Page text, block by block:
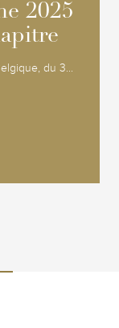
2025
du 3...
2025